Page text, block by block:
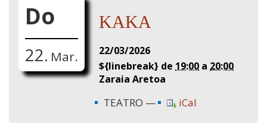
Do
22. Mar.
KAKA
22/03/2026
${linebreak} de 19:00 a 20:00
Zaraia Aretoa
TEATRO iCal